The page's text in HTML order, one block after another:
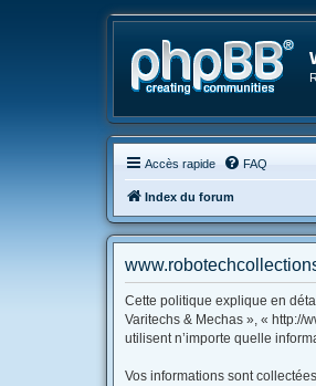
Accès rapide FAQ
Index du forum
Cette politique explique en
Varitechs & Mechas », « http://
utilisent n’importe quelle
Vos informations sont